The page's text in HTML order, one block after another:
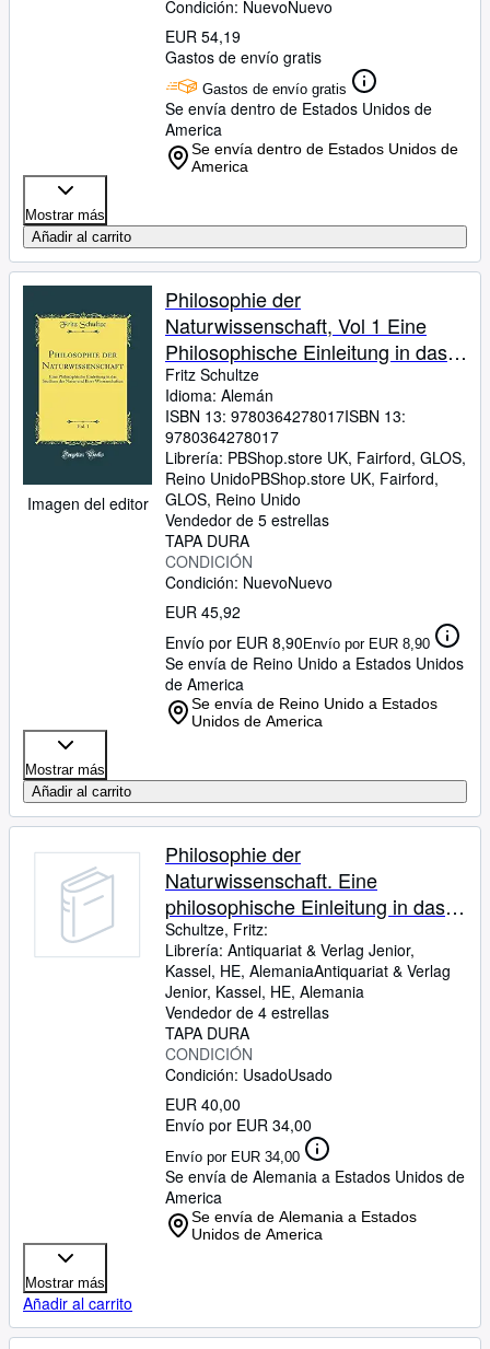
Condición: NuevoNuevo
EUR 54,19
Gastos de envío gratis
Gastos de envío gratis
Se envía dentro de Estados Unidos de
America
Se envía dentro de Estados Unidos de
America
Mostrar más
Añadir al carrito
Imagen del editor
Philosophie der
Naturwissenschaft, Vol 1 Eine
Philosophische Einleitung in das
Studium der Natur und Ihrer
Wissenschaften Classic Reprint
Fritz Schultze
Idioma: Alemán
ISBN 13: 9780364278017ISBN 13:
9780364278017
Librería: PBShop.store UK, Fairford, GLOS,
Reino UnidoPBShop.store UK, Fairford,
GLOS, Reino Unido
Vendedor de 5 estrellas
TAPA DURA
CONDICIÓN
Condición: NuevoNuevo
EUR 45,92
Envío por EUR 8,90Envío por EUR 8,90
Se envía de Reino Unido a Estados Unidos
de America
Se envía de Reino Unido a Estados
Unidos de America
Mostrar más
Añadir al carrito
Philosophie der
Naturwissenschaft. Eine
philosophische Einleitung in das
Studium der Natur und ihrer
Wissenschaften. Zwei Bände in
einem.
Schultze, Fritz:
Librería: Antiquariat & Verlag Jenior,
Kassel, HE, AlemaniaAntiquariat & Verlag
Jenior, Kassel, HE, Alemania
Vendedor de 4 estrellas
TAPA DURA
CONDICIÓN
Condición: UsadoUsado
EUR 40,00
Envío por EUR 34,00
Envío por EUR 34,00
Se envía de Alemania a Estados Unidos de
America
Se envía de Alemania a Estados
Unidos de America
Mostrar más
Añadir al carrito